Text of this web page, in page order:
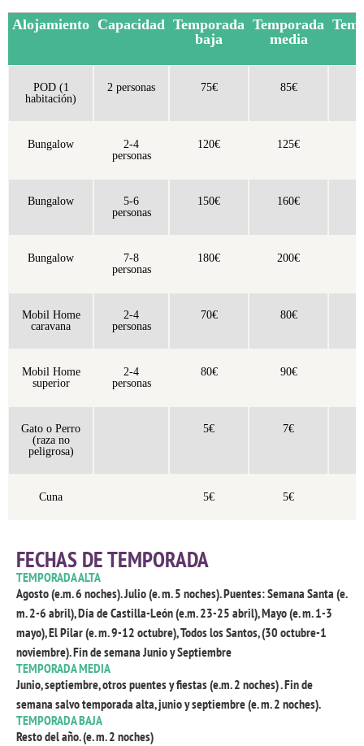
Alojamiento Capacidad Temporada
baja
Temporada
media
POD (1
habitación)
2 personas 75€ 85€
Bungalow
2-4
personas
120€ 125€
Bungalow
5-6
personas
150€ 160€
Bungalow
7-8
personas
180€ 200€
Mobil Home
caravana
2-4
personas
70€ 80€
Mobil Home
superior
2-4
personas
80€ 90€
Gato o Perro
(raza no
peligrosa)
5€ 7€
Cuna 5€ 5€
FECHAS DE TEMPORADA
TEMPORADA ALTA
Agosto (e.m. 6 noches). Julio (e. m. 5 noches). Puentes: Semana Santa (e.
m. 2-6 abril), Día de Castilla-León (e.m. 23-25 abril), Mayo (e. m. 1-3
mayo), El Pilar (e. m. 9-12 octubre), Todos los Santos, (30 octubre-1
noviembre). Fin de semana Junio y Septiembre
TEMPORADA MEDIA
Junio, septiembre, otros puentes y fiestas (e.m. 2 noches) . Fin de
semana salvo temporada alta, junio y septiembre (e. m. 2 noches).
TEMPORADA BAJA
Resto del año. (e. m. 2 noches)